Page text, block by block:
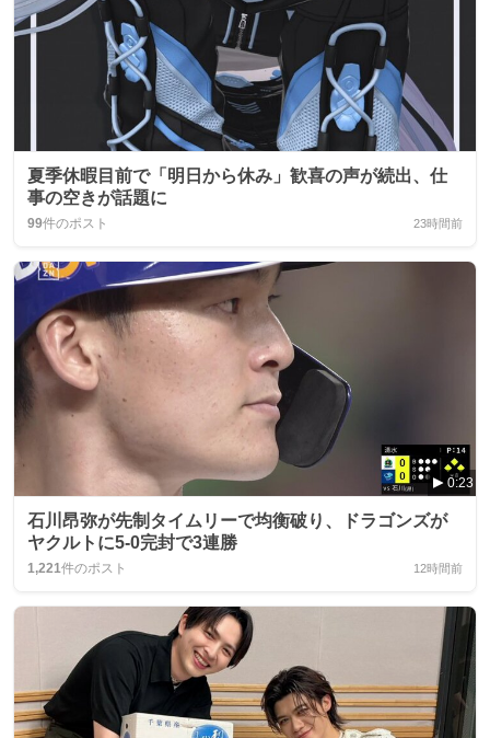
夏季休暇目前で「明日から休み」歓喜の声が続出、仕
事の空きが話題に
99件のポスト 23時間前
0:23
石川昂弥が先制タイムリーで均衡破り、ドラゴンズが
ヤクルトに5-0完封で3連勝
1,221件のポスト 12時間前